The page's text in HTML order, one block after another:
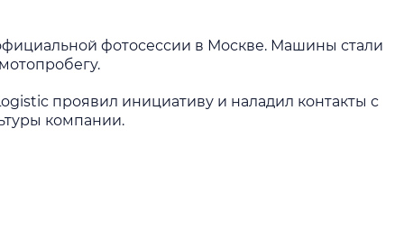
фотосессии в Москве. Машины стали
проявил инициативу и наладил контакты с
компании.